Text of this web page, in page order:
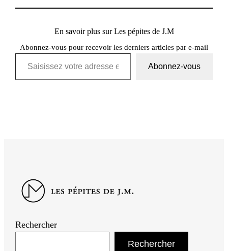
En savoir plus sur Les pépites de J.M
Abonnez-vous pour recevoir les derniers articles par e-mail
Saisissez votre adresse e-mail…
Abonnez-vous
Rechercher
Rechercher